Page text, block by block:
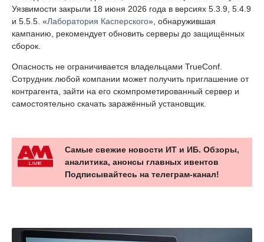
Уязвимости закрыли 18 июня 2026 года в версиях 5.3.9, 5.4.9
и 5.5.5. «Лаборатория Касперского», обнаружившая
кампанию, рекомендует обновить серверы до защищённых
сборок.
Опасность не ограничивается владельцами TrueConf.
Сотрудник любой компании может получить приглашение от
контрагента, зайти на его скомпрометированный сервер и
самостоятельно скачать заражённый установщик.
Самые свежие новости ИТ и ИБ. Обзоры,
аналитика, анонсы главных ивентов
Подписывайтесь на телеграм-канал!